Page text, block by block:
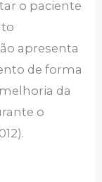
o paciente
apresenta
de forma
da
o